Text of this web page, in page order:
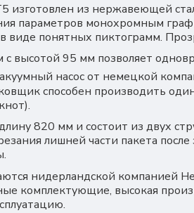
изготовлен из нержавеющей
параметров монохромным
понятных пиктограмм.
высотой 95 мм позволяет
насос от немецкой
способен производить
820 мм и состоит из двух
лишней части пакета
нидерландской компанией
комплектующие, высокая